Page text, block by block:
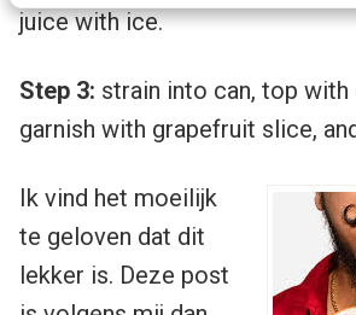
juice with ice.
Step 3: strain into can, top with
garnish with grapefruit slice,
Ik vind het moeilijk
te geloven dat dit
lekker is. Deze post